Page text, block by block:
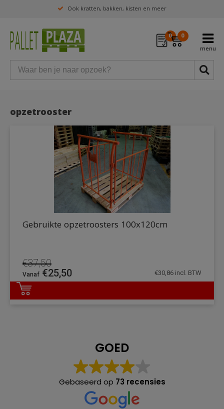
Ook kratten, bakken, kisten en meer
0 0
opzetrooster
DETAILS
Gebruikte opzetroosters 100x120cm
€37,50
Oorspronkelijke
prijs
was:
€37,50.
€25,50Huidige
prijs
€25,50.
€30,86 incl. BTW
GOED
Gebaseerd op 73 recensies